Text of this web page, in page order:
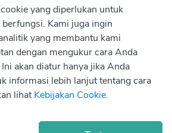
yang diperlukan untuk
Kami juga ingin
yang membantu kami
dengan mengukur cara Anda
akan diatur hanya jika Anda
informasi lebih lanjut tentang cara
lihat Kebijakan Cookie.